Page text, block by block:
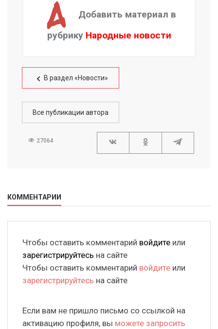
Добавить материал в
рубрику Народные новости
В раздел «Новости»
Все публикации автора
27064
КОММЕНТАРИИ
Чтобы оставить комментарий войдите или
зарегистрируйтесь на сайте
Чтобы оставить комментарий войдите или
зарегистрируйтесь на сайте
Если вам не пришло письмо со ссылкой на
активацию профиля, вы можете запросить